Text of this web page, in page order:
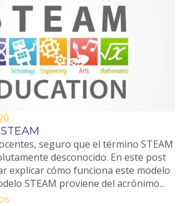
seguro que el término STEAM
desconocido. En este post
explicar cómo funciona este modelo
STEAM proviene del acrónimo...